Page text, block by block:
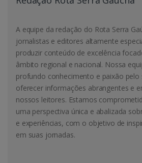
A equipe da redação do Rota Serra
jornalistas e editores altamente
produzir conteúdo de excelência
âmbito regional e nacional. Nossa
profundo conhecimento e paixão
oferecer informações abrangentes e
nossos leitores. Estamos
uma perspectiva única e abalizada
e experiências, com o objetivo de
em suas jornadas.